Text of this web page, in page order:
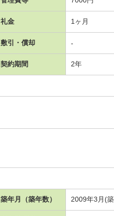
礼金 1ヶ月
敷引・償却 -
契約期間 2年
築年月（築年数） 2009年3月(